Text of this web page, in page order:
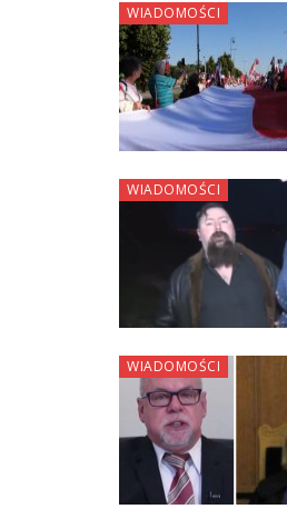
WIADOMOŚCI
WIADOMOŚCI
WIADOMOŚCI